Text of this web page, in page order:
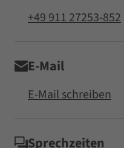
+49 911 27253-852
E-Mail
E-Mail schreiben
Sprechzeiten